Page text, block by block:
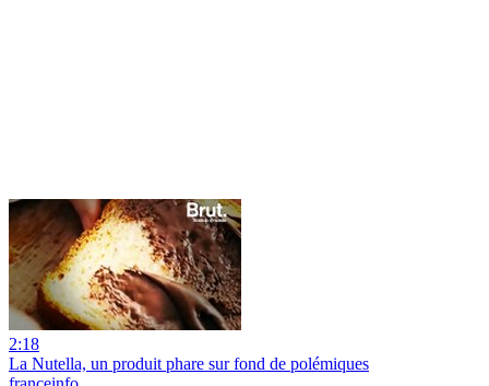
2:18
La Nutella, un produit phare sur fond de polémiques